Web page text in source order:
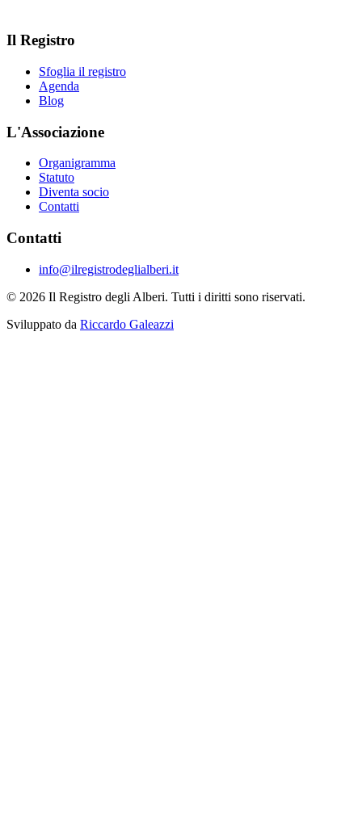
Il Registro
Sfoglia il registro
Agenda
Blog
L'Associazione
Organigramma
Statuto
Diventa socio
Contatti
Contatti
info@ilregistrodeglialberi.it
© 2026 Il Registro degli Alberi. Tutti i diritti sono riservati.
Sviluppato da Riccardo Galeazzi